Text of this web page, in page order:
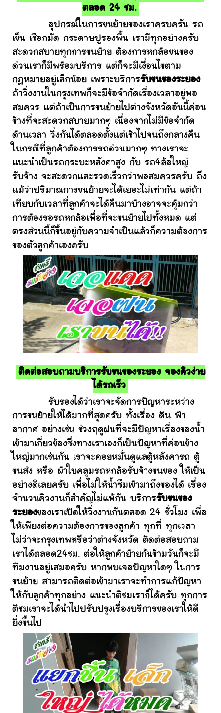
ตลอด 24 ชม.
อุปกรณ์ในการขนย้ายของเราครบครัน รถ
เข็น เชือกมัด กระดาษปูรองพื้น เรามีทุกอย่างครับ
สะดวกสบายทุกการขนย้าย ต้องการหกล้อขนของ
ด่วนเราก็มีพร้อมบริการ แต่ก็จะมีเงื่อนไขตาม
กฎหมายอยู่เล็กน้อย เพราะบริการรับขนของระยอง
ถ้าวิ่งงานในกรุงเทพก็จะมีข้อจำกัดเรื่องเวลาอยู่พอ
สมควร แต่ถ้าเป็นการขนย้ายไปต่างจังหวัดอันนี้ค่อน
ข้างที่จะสะดวกสบายมากๆ เนื่องจากไม่มีข้อจำกัด
ด้านเวลา วิ่งกันได้ตลอดตั้งแต่เช้าไปจนถึงกลางคืน
ในกรณีที่ลูกค้าต้องการรถด่วนมากๆ ทางเราจะ
แนะนำเป็นรถกระบะหลังคาสูง กับ รถ4ล้อใหญ่
รับจ้าง จะสะดวกและรวดเร็วกว่าพอสมควรครับ ถึง
แม้ว่าปริมาณการขนย้ายจะได้เยอะไม่เท่ากัน แต่ถ้า
เทียบกับเวลาที่ลูกค้าจะได้คืนมาบ้างอาจจะคุ้มกว่า
การต้องรอรถหกล้อเพื่อที่จะขนย้ายไปทั้งหมด แต่
ตรงส่วนนี้ก็ขึ้นอยู่กับความจำเป็นแล้วก็ความต้องการ
ของตัวลูกค้าเองครับ
ติดต่อสอบถามบริการรับขนของระยอง จองคิวง่าย
ได้รถเร็ว
รับรองได้ว่าเราจะจัดการปัญหาระหว่าง
การขนย้ายให้ได้มากที่สุดครับ ทั้งเรื่อง ดิน ฟ้า
อากาศ อย่างเช่น ช่วงฤดูฝนที่จะมีปัญหาเรื่องของน้ำ
เข้ามาเกี่ยวข้องซึ่งทางเราเองก็เป็นปัญหาที่ค่อนข้าง
ใหญ่มากเช่นกัน เราจะคอยหมั่นดูแลตู้หลังคารถ ตู้
ขนส่ง หรือ ผ้าใบคลุมรถหกล้อรับจ้างขนของ ให้เป็น
อย่างดีเลยครับ เพื่อไม่ให้น้ำซึมเข้ามาถึงของได้ เรื่อง
จำนวนคิวงานก็สำคัญไม่แพ้กัน บริการรับขนของ
ระยองของเราเปิดให้วิ่งงานกันตลอด 24 ชั่วโมง เพื่อ
ให้เพียงต่อความต้องการของลูกค้า ทุกที่ ทุกเวลา
ไม่ว่าจะกรุงเทพหรือว่าต่างจังหวัด ติดต่อสอบถาม
เราได้ตลอด24ชม. ต่อให้ลูกค้าย้ายกันข้ามวันก็จะมี
ทีมงานอยู่เสมอครับ หากพบเจอปัญหาใดๆ ในการ
ขนย้าย สามารถติดต่อเข้ามาเราจะทำการแก้ปัญหา
ให้กับลูกค้าทุกอย่าง แนะนำติชมเราก็ได้ครับ ทุกการ
ติชมเราจะได้นำไปปรับปรุงเรื่องบริการของเราให้ดี
ยิ่งขึ้นไป